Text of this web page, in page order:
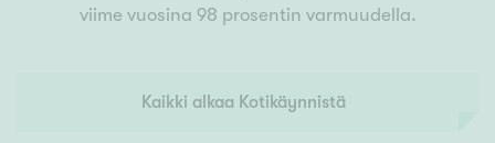
viime vuosina 98 prosentin varmuudella.
Kaikki alkaa Kotikäynnistä